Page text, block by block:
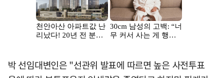
박 선임대변인은 "선관위 발표에 따르면 높은 사전투표